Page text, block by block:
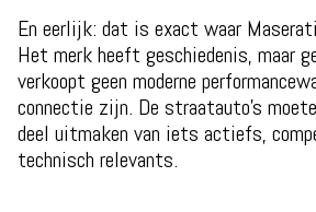
En eerlijk: dat is exact waar
Het merk heeft geschiedenis, maar
verkoopt geen moderne
connectie zijn. De straatauto’s
deel uitmaken van iets actiefs,
technisch relevants.